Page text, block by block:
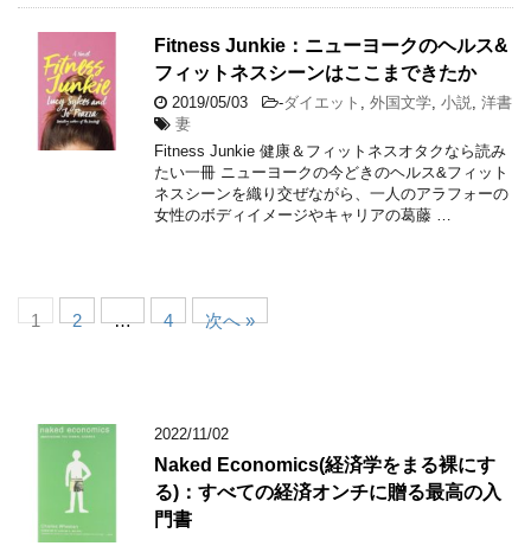
Fitness Junkie：ニューヨークのヘルス&
フィットネスシーンはここまできたか
2019/05/03 -ダイエット 外国文学 小説
洋書
妻
Fitness Junkie 健康＆フィットネスオタクなら読み
たい一冊 ニューヨークの今どきのヘルス&フィット
ネスシーンを織り交ぜながら、一人のアラフォーの
女性のボディイメージやキャリアの葛藤 …
1 2 … 4 次へ »
2022/11/02
Naked Economics(経済学をまる裸にす
る)：すべての経済オンチに贈る最高の入
門書